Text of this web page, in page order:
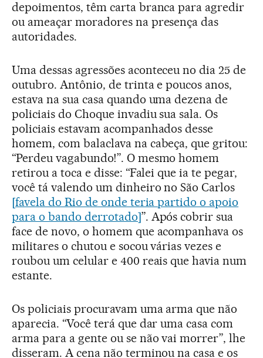
depoimentos, têm carta branca para agredir
ou ameaçar moradores na presença das
autoridades.
Uma dessas agressões aconteceu no dia 25 de
outubro. Antônio, de trinta e poucos anos,
estava na sua casa quando uma dezena de
policiais do Choque invadiu sua sala. Os
policiais estavam acompanhados desse
homem, com balaclava na cabeça, que gritou:
“Perdeu vagabundo!”. O mesmo homem
retirou a toca e disse: “Falei que ia te pegar,
você tá valendo um dinheiro no São Carlos
[favela do Rio de onde teria partido o apoio
para o bando derrotado]”. Após cobrir sua
face de novo, o homem que acompanhava os
militares o chutou e socou várias vezes e
roubou um celular e 400 reais que havia num
estante.
Os policiais procuravam uma arma que não
aparecia. “Você terá que dar uma casa com
arma para a gente ou se não vai morrer”, lhe
disseram. A cena não terminou na casa e os